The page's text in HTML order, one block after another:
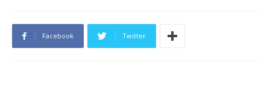
Facebook Twitter